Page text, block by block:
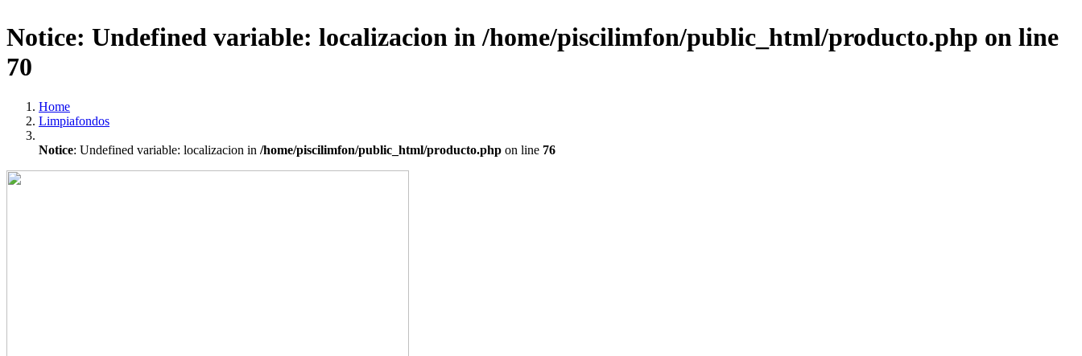
Notice: Undefined variable: localizacion in/home/piscilimfon/public_html/producto.php on line
70
Home
Limpiafondos
Notice: Undefined variable: localizacion in /home/piscilimfon/public_html/producto.php on line 76